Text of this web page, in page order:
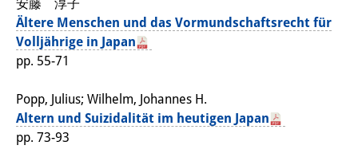
図書室
開館時間：月曜日～金曜日 午前10
時～午後4時
休館日： 土曜日、日曜日、祝日、
復活祭、クリスマス、年末年始
安藤 淳子
Ältere Menschen und das Vormundschaftsrecht für
Volljährige in Japan
pp. 55-71
Popp, Julius; Wilhelm, Johannes H.
Altern und Suizidalität im heutigen Japan
pp. 73-93